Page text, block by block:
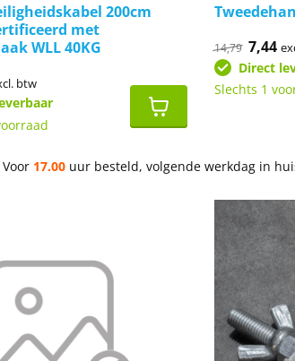
200cm
met
WLL 40KG
btw
14,79
prijs
was:
€14,79.
7,44
is:
Direct
Slechts 1
Voor 17.00 uur besteld, volgende werkdag in